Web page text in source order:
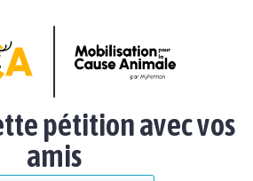
pétition avec vos
amis